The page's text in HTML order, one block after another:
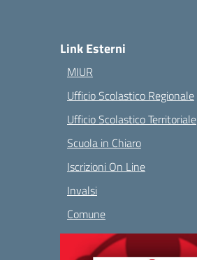
Link Esterni
MIUR
Ufficio Scolastico Regionale
Ufficio Scolastico Territoriale
Scuola in Chiaro
Iscrizioni On Line
Invalsi
Comune